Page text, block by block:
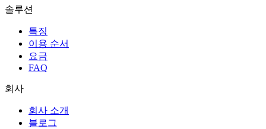
솔루션
특징
이용 순서
요금
FAQ
회사
회사 소개
블로그